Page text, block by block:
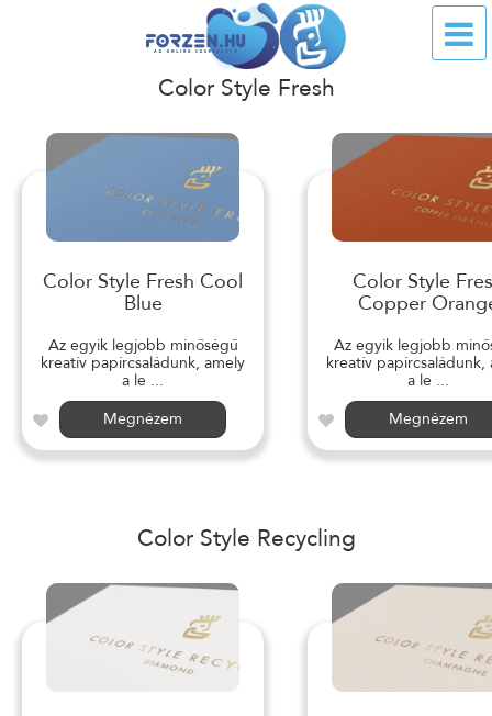
Color Style Fresh
Color Style Fresh Cool
Blue
Az egyik legjobb minőségű
kreatív papírcsaládunk, amely
a le ...
Megnézem
Color Style
Copper
Az egyik legjobb
kreatív papírcsaládunk,
a le ...
Megnézem
Color Style Recycling